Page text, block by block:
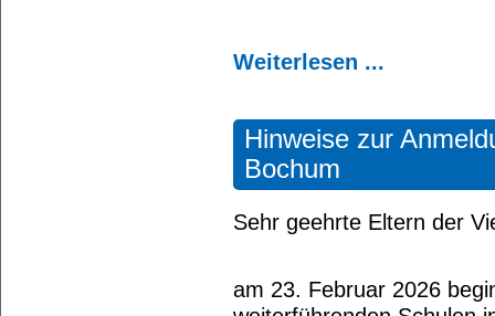
Weiterlesen ...
Hinweise zur
Bochum
Sehr geehrte Eltern der
am 23. Februar 2026